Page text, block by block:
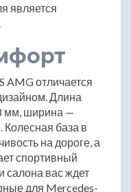
является
AMG отличается
Длина
мм, ширина —
база в
на дороге, а
спортивный
салона вас ждет
для Mercedes-